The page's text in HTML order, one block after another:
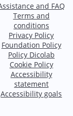
and FAQ
Terms and
conditions
Privacy Policy
Foundation Policy
Policy Dicolab
Cookie Policy
Accessibility
statement
Accessibility goals